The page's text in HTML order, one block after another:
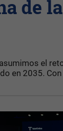
de
asumimos el
en 2035.